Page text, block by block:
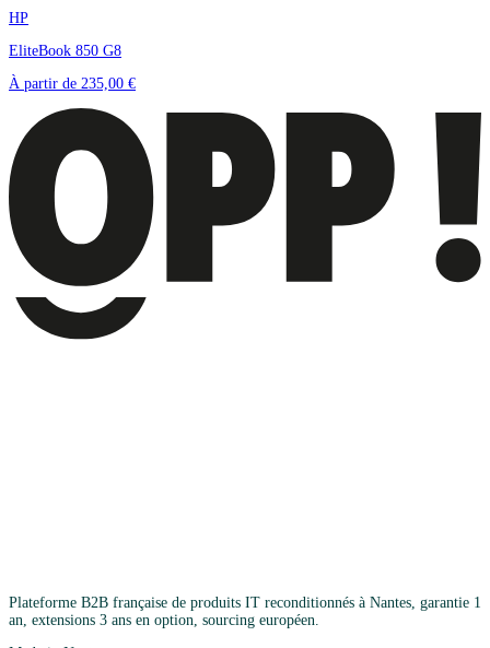
HP
EliteBook 850 G8
À partir de 235,00 €
Plateforme B2B française de produits IT reconditionnés à Nantes, garantie 1
an, extensions 3 ans en option, sourcing européen.